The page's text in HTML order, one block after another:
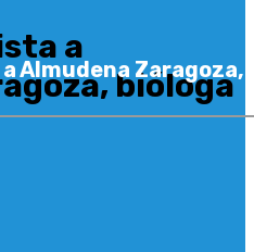
a
bióloga
Almudena Zaragoza,